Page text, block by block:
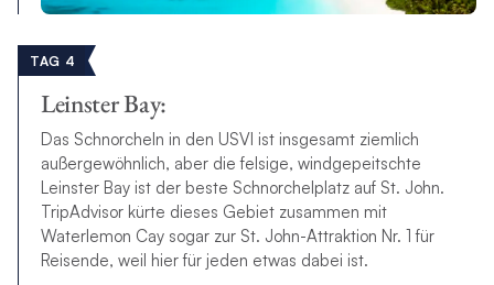
TAG 4
Leinster Bay:
Das Schnorcheln in den USVI ist insgesamt ziemlich
außergewöhnlich, aber die felsige, windgepeitschte
Leinster Bay ist der beste Schnorchelplatz auf St. John.
TripAdvisor kürte dieses Gebiet zusammen mit
Waterlemon Cay sogar zur St. John-Attraktion Nr. 1 für
Reisende, weil hier für jeden etwas dabei ist.